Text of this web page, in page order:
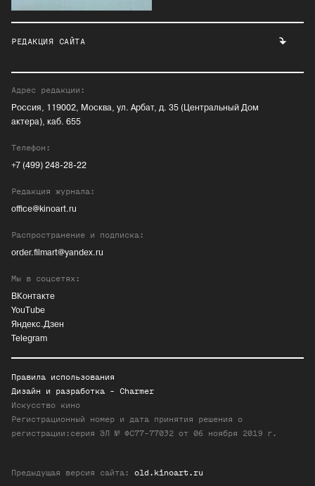
РЕДАКЦИЯ САЙТА
Адрес редакции:
Россия, 119002, Москва, ул. Арбат, д. 35 (Центральный Дом
актера), каб. 655
Телефон:
+7 (499) 248-28-22
Редакция журнала:
office@kinoart.ru
Распространение и подписка:
order.filmart@yandex.ru
Мы в соцсетях:
ВКонтакте
YouTube
Яндекс.Дзен
Telegram
Правила использования
Дизайн и разработка - Charmer
Искусство кино
Регистрационный номер и дата принятия решения о
регистрации:серия ЭЛ № ФС77-77032 от 06 ноября 2019 г.
Предыдущая версия сайта: old.kinoart.ru